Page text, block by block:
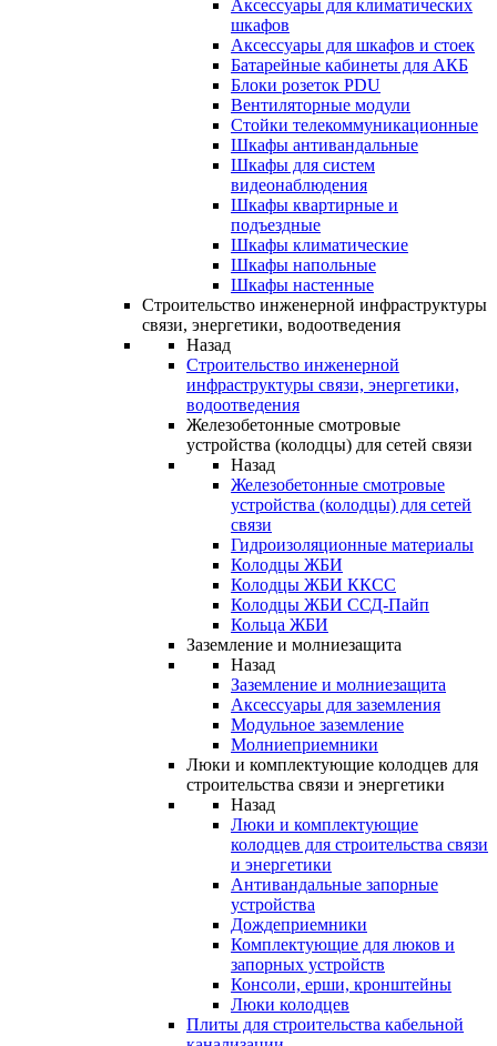
Аксессуары для климатических
шкафов
Аксессуары для шкафов и стоек
Батарейные кабинеты для АКБ
Блоки розеток PDU
Вентиляторные модули
Стойки телекоммуникационные
Шкафы антивандальные
Шкафы для систем
видеонаблюдения
Шкафы квартирные и
подъездные
Шкафы климатические
Шкафы напольные
Шкафы настенные
Строительство инженерной инфраструктуры
связи, энергетики, водоотведения
Назад
Строительство инженерной
инфраструктуры связи, энергетики,
водоотведения
Железобетонные смотровые
устройства (колодцы) для сетей связи
Назад
Железобетонные смотровые
устройства (колодцы) для сетей
связи
Гидроизоляционные материалы
Колодцы ЖБИ
Колодцы ЖБИ ККСС
Колодцы ЖБИ ССД-Пайп
Кольца ЖБИ
Заземление и молниезащита
Назад
Заземление и молниезащита
Аксессуары для заземления
Модульное заземление
Молниеприемники
Люки и комплектующие колодцев для
строительства связи и энергетики
Назад
Люки и комплектующие
колодцев для строительства связи
и энергетики
Антивандальные запорные
устройства
Дождеприемники
Комплектующие для люков и
запорных устройств
Консоли, ерши, кронштейны
Люки колодцев
Плиты для строительства кабельной